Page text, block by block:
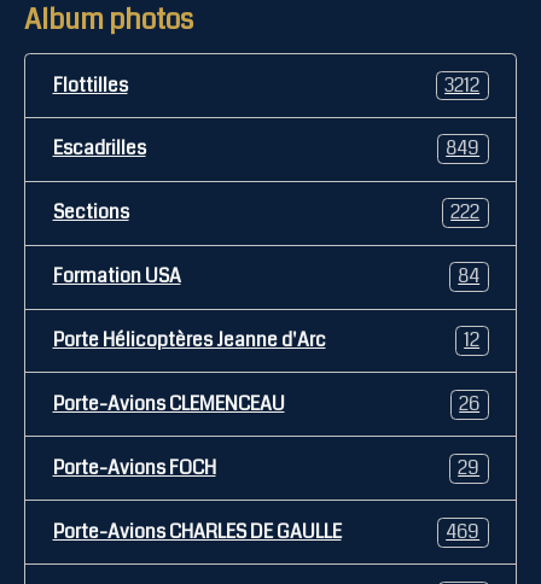
Album photos
Flottilles 3212
Escadrilles 849
Sections 222
Formation USA 84
Porte Hélicoptères Jeanne d'Arc 12
Porte-Avions CLEMENCEAU 26
Porte-Avions FOCH 29
Porte-Avions CHARLES DE GAULLE 469